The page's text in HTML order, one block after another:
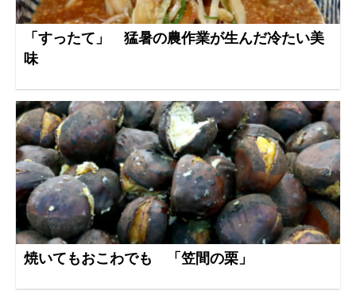
「すったて」 猛暑の農作業が生んだ冷たい美
味
焼いてもおこわでも 「笠間の栗」